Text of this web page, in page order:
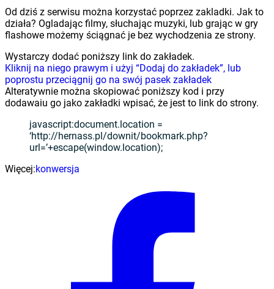
Od dziś z serwisu można korzystać poprzez zakladki. Jak to
działa? Ogladając filmy, słuchając muzyki, lub grając w gry
flashowe możemy ściągnać je bez wychodzenia ze strony.
Wystarczy dodać poniższy link do zakładek.
Kliknij na niego prawym i użyj “Dodaj do zakładek”, lub
poprostu przeciągnij go na swój pasek zakładek
Alteratywnie można skopiować poniższy kod i przy
dodawaiu go jako zakładki wpisać, że jest to link do strony.
javascript:document.location =
‘http://hernass.pl/downit/bookmark.php?
url=’+escape(window.location);
Więcej:konwersja